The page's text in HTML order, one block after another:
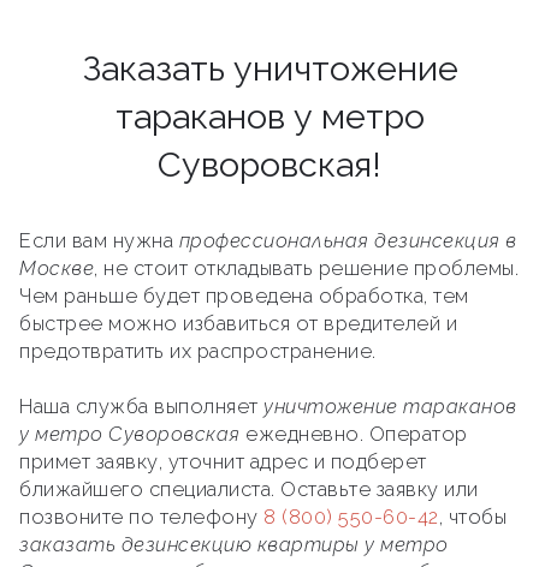
Заказать уничтожение
тараканов у метро
Суворовская!
Если вам нужна профессиональная дезинсекция в
Москве, не стоит откладывать решение проблемы.
Чем раньше будет проведена обработка, тем
быстрее можно избавиться от вредителей и
предотвратить их распространение.
Наша служба выполняет уничтожение тараканов
у метро Суворовская ежедневно. Оператор
примет заявку, уточнит адрес и подберет
ближайшего специалиста. Оставьте заявку или
позвоните по телефону 8 (800) 550-60-42, чтобы
заказать дезинсекцию квартиры у метро